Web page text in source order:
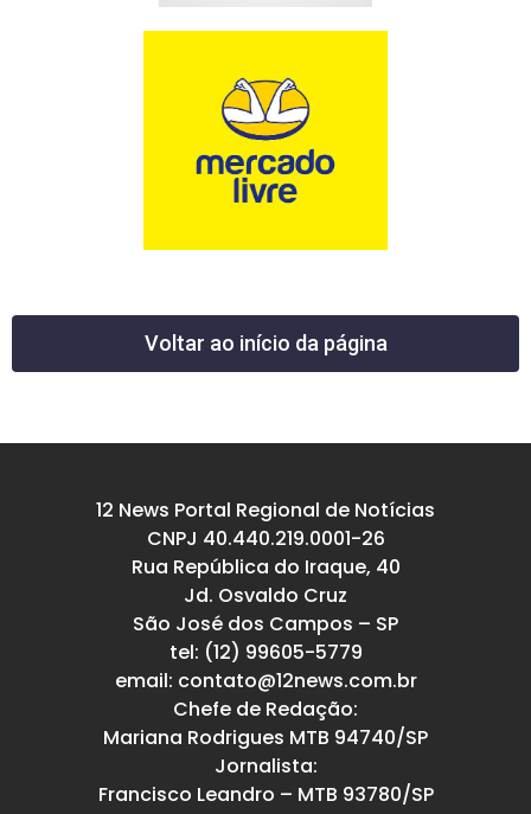
Voltar ao início da página
12 News Portal Regional de Notícias
CNPJ 40.440.219.0001-26
Rua República do Iraque, 40
Jd. Osvaldo Cruz
São José dos Campos – SP
tel: (12) 99605-5779
email: contato@12news.com.br
Chefe de Redação:
Mariana Rodrigues MTB 94740/SP
Jornalista:
Francisco Leandro – MTB 93780/SP